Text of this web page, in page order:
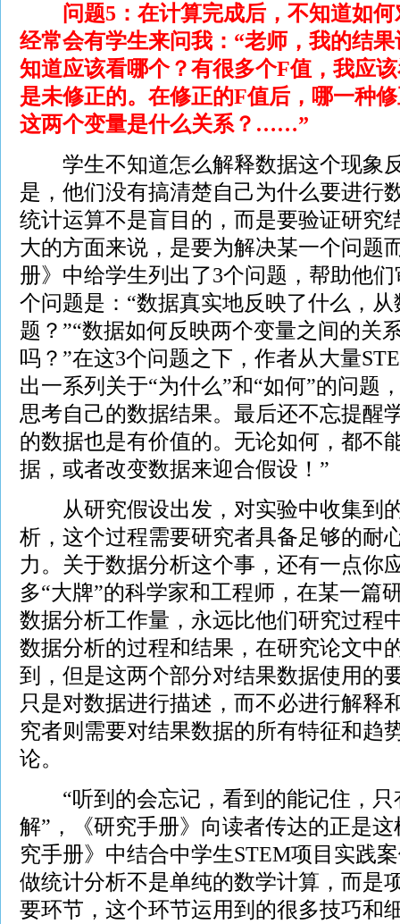
问题5：在计算完成后，不知道如
经常会有学生来问我：“老师，我的结
知道应该看哪个？有很多个F值，我应
是未修正的。在修正的F值后，哪一种
这两个变量是什么关系？……”
学生不知道怎么解释数据这个现象
是，他们没有搞清楚自己为什么要进行
统计运算不是盲目的，而是要验证研究
大的方面来说，是要为解决某一个问题
册》中给学生列出了3个问题，帮助他
个问题是：“数据真实地反映了什么，
题？”“数据如何反映两个变量之间的关
吗？”在这3个问题之下，作者从大量
出一系列关于“为什么”和“如何”的问题
思考自己的数据结果。最后还不忘提醒
的数据也是有价值的。无论如何，都不
据，或者改变数据来迎合假设！”
从研究假设出发，对实验中收集到
析，这个过程需要研究者具备足够的耐
力。关于数据分析这个事，还有一点你
多“大牌”的科学家和工程师，在某一篇
数据分析工作量，永远比他们研究过程
数据分析的过程和结果，在研究论文中
到，但是这两个部分对结果数据使用的
只是对数据进行描述，而不必进行解释
究者则需要对结果数据的所有特征和趋
论。
“听到的会忘记，看到的能记住，只
解”，《研究手册》向读者传达的正是
究手册》中结合中学生STEM项目实践
做统计分析不是单纯的数学计算，而是
要环节，这个环节运用到的很多技巧和